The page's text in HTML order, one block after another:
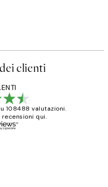
clienti
108488 valutazioni.
qui.